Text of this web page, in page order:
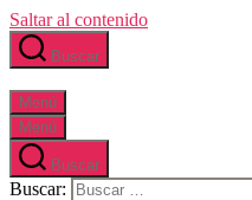
Saltar al contenido
Buscar
Menú
Menú
Buscar
Buscar: